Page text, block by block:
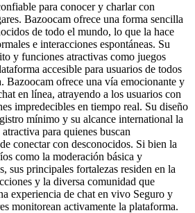
para conocer y charlar con
Bazoocam ofrece una forma sencilla
de todo el mundo, lo que la hace
e interacciones espontáneas. Su
y funciones atractivas como juegos
accesible para usuarios de todos
Bazoocam ofrece una vía emocionante y
en línea, atrayendo a los usuarios con
impredecibles en tiempo real. Su diseño
mínimo y su alcance international la
para quienes buscan
conectar con desconocidos. Si bien la
como la moderación básica y
sus principales fortalezas residen en la
y la diversa comunidad que
experiencia de chat en vivo Seguro y
monitorean activamente la plataforma.